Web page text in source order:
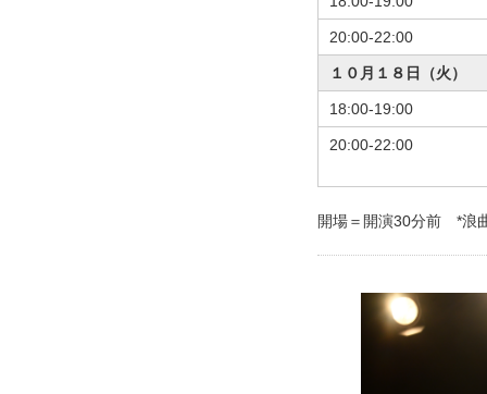
20:00-22:00
１０月１８日（火）
18:00-19:00
20:00-22:00
開場＝開演30分前 *浪